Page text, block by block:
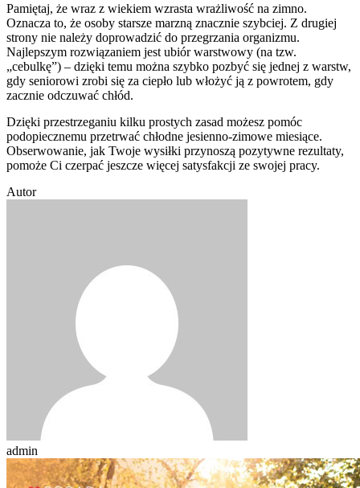
Pamiętaj, że wraz z wiekiem wzrasta wrażliwość na zimno.
Oznacza to, że osoby starsze marzną znacznie szybciej. Z drugiej
strony nie należy doprowadzić do przegrzania organizmu.
Najlepszym rozwiązaniem jest ubiór warstwowy (na tzw.
„cebulkę”) – dzięki temu można szybko pozbyć się jednej z warstw,
gdy seniorowi zrobi się za ciepło lub włożyć ją z powrotem, gdy
zacznie odczuwać chłód.
Dzięki przestrzeganiu kilku prostych zasad możesz pomóc
podopiecznemu przetrwać chłodne jesienno-zimowe miesiące.
Obserwowanie, jak Twoje wysiłki przynoszą pozytywne rezultaty,
pomoże Ci czerpać jeszcze więcej satysfakcji ze swojej pracy.
Autor
admin